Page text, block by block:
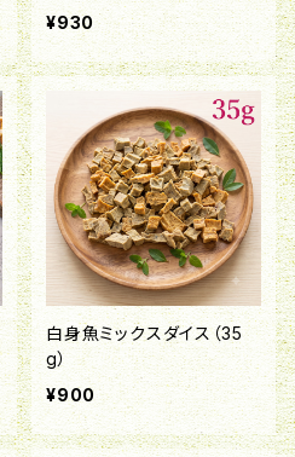
¥930
白身魚ミックスダイス（35
g）
¥900